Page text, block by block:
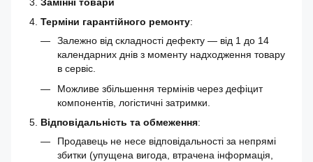
Терміни гарантійного ремонту:
Залежно від складності дефекту — від 1 до 14
календарних днів з моменту надходження товару
в сервіс.
Можливе збільшення термінів через дефіцит
компонентів, логістичні затримки.
Відповідальність та обмеження:
Продавець не несе відповідальності за непрямі
збитки (упущена вигода, втрачена інформація,